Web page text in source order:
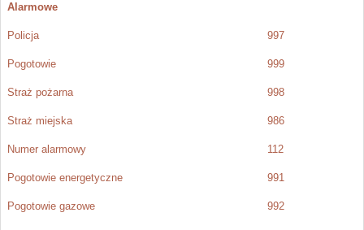
Alarmowe
Policja 997
Pogotowie 999
Straż pożarna 998
Straż miejska 986
Numer alarmowy 112
Pogotowie energetyczne 991
Pogotowie gazowe 992